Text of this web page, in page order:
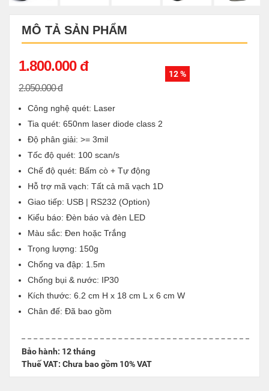
MÔ TẢ SẢN PHẨM
1.800.000 đ
2.050.000 đ
12 %
Công nghệ quét: Laser
Tia quét: 650nm laser diode class 2
Độ phân giải: >= 3mil
Tốc độ quét: 100 scan/s
Chế độ quét: Bấm cò + Tự động
Hỗ trợ mã vạch: Tất cả mã vạch 1D
Giao tiếp: USB | RS232 (Option)
Kiểu báo: Đèn báo và đèn LED
Màu sắc: Đen hoặc Trắng
Trọng lượng: 150g
Chống va đập: 1.5m
Chống bụi & nước: IP30
Kích thước: 6.2 cm H x 18 cm L x 6 cm W
Chân đế: Đã bao gồm
Bảo hành: 12 tháng
Thuế VAT: Chưa bao gồm 10% VAT